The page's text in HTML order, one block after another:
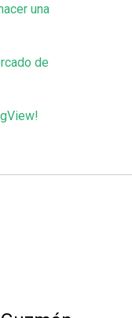
una
de